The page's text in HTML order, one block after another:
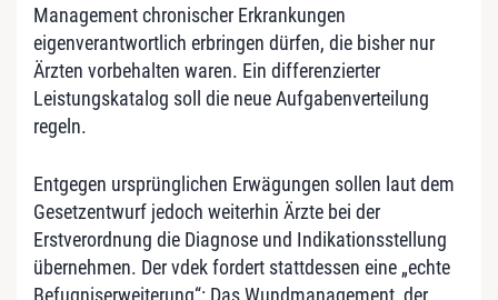
Management chronischer Erkrankungen
eigenverantwortlich erbringen dürfen, die bisher nur
Ärzten vorbehalten waren. Ein differenzierter
Leistungskatalog soll die neue Aufgabenverteilung
regeln.
Entgegen ursprünglichen Erwägungen sollen laut dem
Gesetzentwurf jedoch weiterhin Ärzte bei der
Erstverordnung die Diagnose und Indikationsstellung
übernehmen. Der vdek fordert stattdessen eine „echte
Befugniserweiterung“: Das Wundmanagement, der